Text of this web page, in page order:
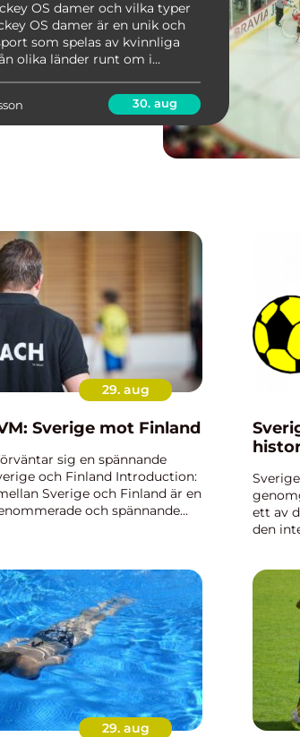
OS damer och vilka typer
OS damer är en unik och
som spelas av kvinnliga
olika länder runt om i
inom ishockey och har lockat
30. aug
29. aug
Sverige mot Finland
sig en spännande
och Finland Introduction:
Sverige och Finland är en
och spännande
ett av
den
29. aug